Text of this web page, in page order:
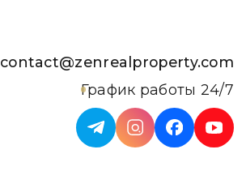
contact@zenrealproperty.com
График работы 24/7